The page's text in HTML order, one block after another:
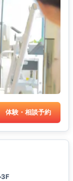
体験・相談予約
3F